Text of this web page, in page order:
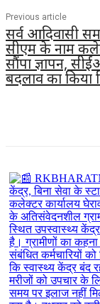
Previous article
सर्व आदिवासी
सीएम के नाम
सौंपा ज्ञापन,
बदलाव का किया